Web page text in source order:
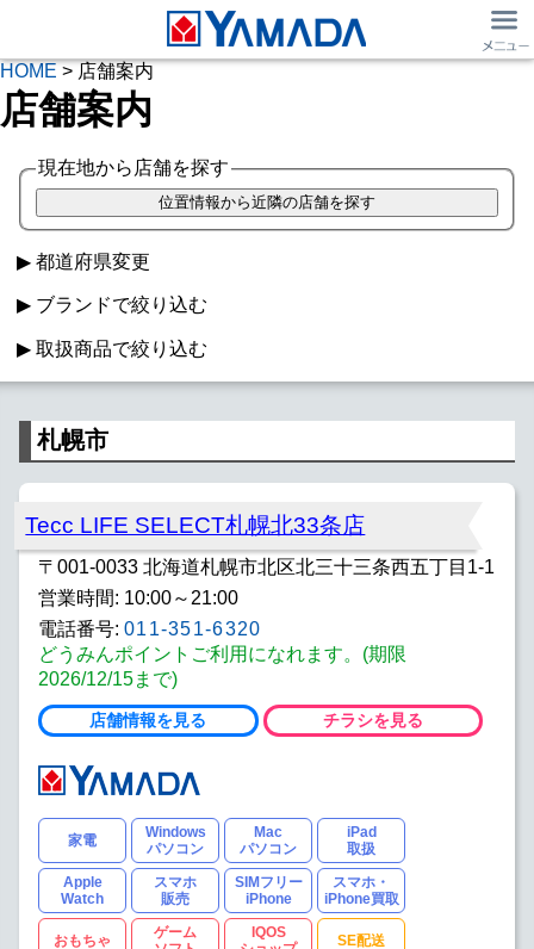
HOME > 店舗案内
店舗案内
現在地から店舗を探す
都道府県変更
ブランドで絞り込む
ヤマダデンキ マツヤデンキ
フランチャイズ
取扱商品で絞り込む
iPad取扱
お酒 ドラッグ 書籍
おもちゃ ゲームソフト
腕時計 ゴルフ IQOSショップ
車販売 自転車 SE配送
家計相談窓口 ANAマイルプラス 法人窓口
TAXFREE リユース冷蔵庫 リユース洗濯機
札幌市
Tecc LIFE SELECT札幌北33条店
〒001-0033 北海道札幌市北区北三十三条西五丁目1-1
営業時間: 10:00～21:00
電話番号: 011-351-6320
どうみんポイントご利用になれます。(期限
2026/12/15まで)
店舗情報を見る チラシを見る
家電
Windows
パソコン
Mac
パソコン
iPad
取扱
Apple
Watch
スマホ
販売
SIMフリー
iPhone
スマホ・
iPhone買取
おもちゃ
ゲーム
IQOS
SE配送